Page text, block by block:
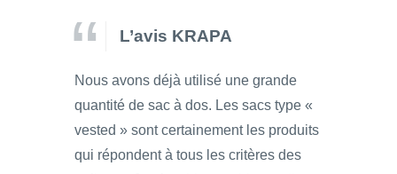
L’avis KRAPA
Nous avons déjà utilisé une grande
quantité de sac à dos. Les sacs type «
vested » sont certainement les produits
qui répondent à tous les critères des